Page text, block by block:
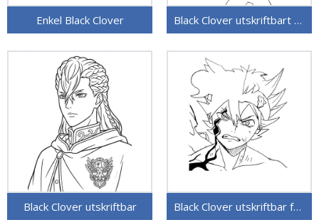
Enkel Black Clover Black Clover utskriftbart bilde
Black Clover utskriftbar Black Clover utskriftbar for barn